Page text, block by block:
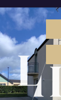
VOIR LE BIEN